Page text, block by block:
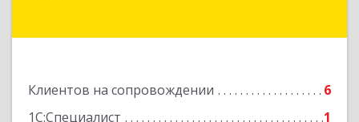
Клиентов на сопровождении
6
1С:Специалист
1
Подробнее